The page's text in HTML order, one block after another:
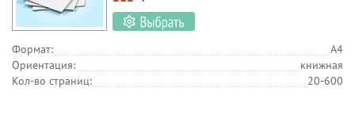
Формат:
А4
Ориентация:
книжная
Кол-во страниц:
20-600